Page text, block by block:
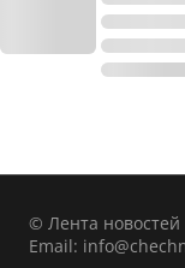
© Лента
Email: